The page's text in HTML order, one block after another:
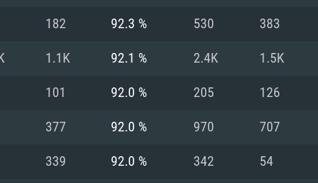
SYSTÈME
182 92.3 % 530 383
1.1K 92.1 % 2.4K 1.5K
101 92.0 % 205 126
377 92.0 % 970 707
339 92.0 % 342 54